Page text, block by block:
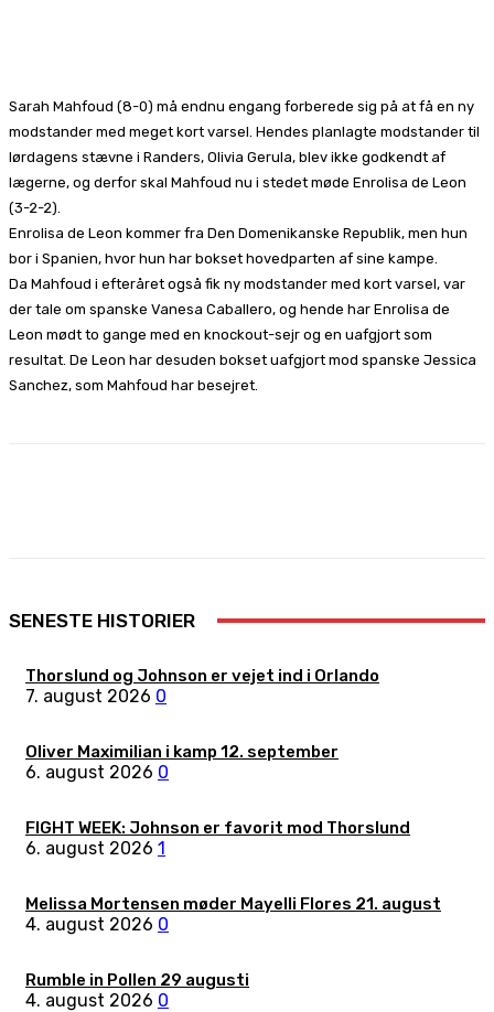
Sarah Mahfoud (8-0) må endnu engang forberede sig på at få en ny
modstander med meget kort varsel. Hendes planlagte modstander til
lørdagens stævne i Randers, Olivia Gerula, blev ikke godkendt af
lægerne, og derfor skal Mahfoud nu i stedet møde Enrolisa de Leon
(3-2-2).
Enrolisa de Leon kommer fra Den Domenikanske Republik, men hun
bor i Spanien, hvor hun har bokset hovedparten af sine kampe.
Da Mahfoud i efteråret også fik ny modstander med kort varsel, var
der tale om spanske Vanesa Caballero, og hende har Enrolisa de
Leon mødt to gange med en knockout-sejr og en uafgjort som
resultat. De Leon har desuden bokset uafgjort mod spanske Jessica
Sanchez, som Mahfoud har besejret.
SENESTE HISTORIER
Thorslund og Johnson er vejet ind i Orlando
7. august 2026 0
Oliver Maximilian i kamp 12. september
6. august 2026 0
FIGHT WEEK: Johnson er favorit mod Thorslund
6. august 2026 1
Melissa Mortensen møder Mayelli Flores 21. august
4. august 2026 0
Rumble in Pollen 29 augusti
4. august 2026 0